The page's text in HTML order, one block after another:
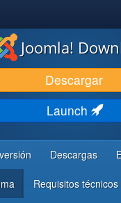
Joomla!
Descargar
Launch
Descargas
Requisitos técnicos